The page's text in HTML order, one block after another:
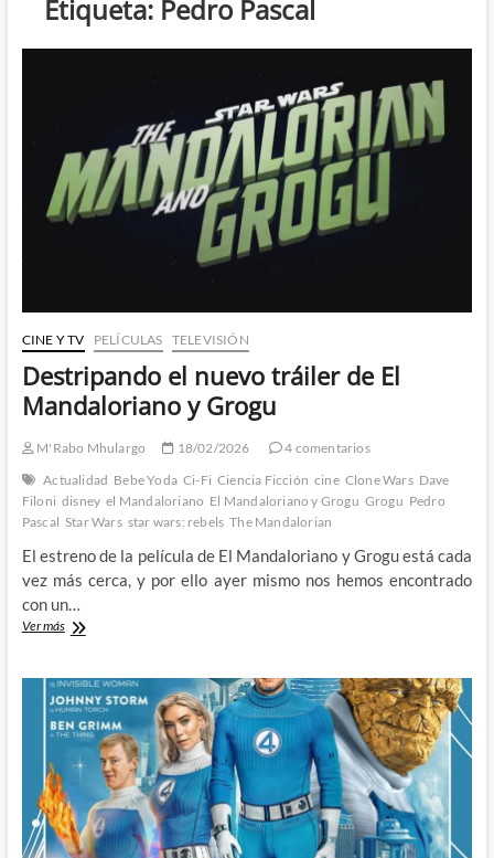
Etiqueta: Pedro Pascal
CINE Y TV PELÍCULAS TELEVISIÓN
Destripando el nuevo tráiler de El
Mandaloriano y Grogu
M'Rabo Mhulargo 18/02/2026
4 comentarios
Actualidad Bebe Yoda Ci-Fi Ciencia Ficción cine Clone Wars Dave
Filoni disney el Mandaloriano El Mandaloriano y Grogu Grogu Pedro
Pascal Star Wars star wars: rebels The Mandalorian
El estreno de la película de El Mandaloriano y Grogu está cada
vez más cerca, y por ello ayer mismo nos hemos encontrado
con un…
Ver másDestripando
tráiler
de
El
Mandaloriano